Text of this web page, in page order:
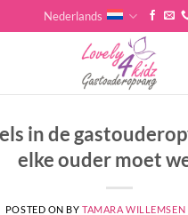
Nederlands
in de
elke ouder moet
POSTED ON BYTAMARA WILLEMSEN